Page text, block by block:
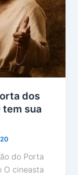
dos
tem sua
do Porta
O cineasta